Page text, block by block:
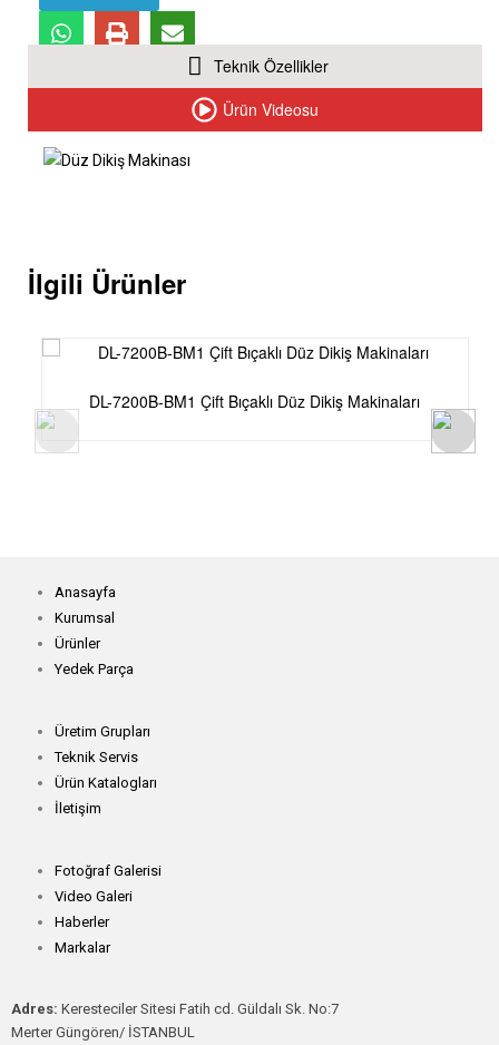
Teknik Özellikler
Ürün Videosu
İlgili Ürünler
DL-7200B-BM1 Çift Bıçaklı Düz Dikiş Makinaları
Anasayfa
Kurumsal
Ürünler
Yedek Parça
Üretim Grupları
Teknik Servis
Ürün Katalogları
İletişim
Fotoğraf Galerisi
Video Galeri
Haberler
Markalar
Adres: Keresteciler Sitesi Fatih cd. Güldalı Sk. No:7
Merter Güngören/ İSTANBUL